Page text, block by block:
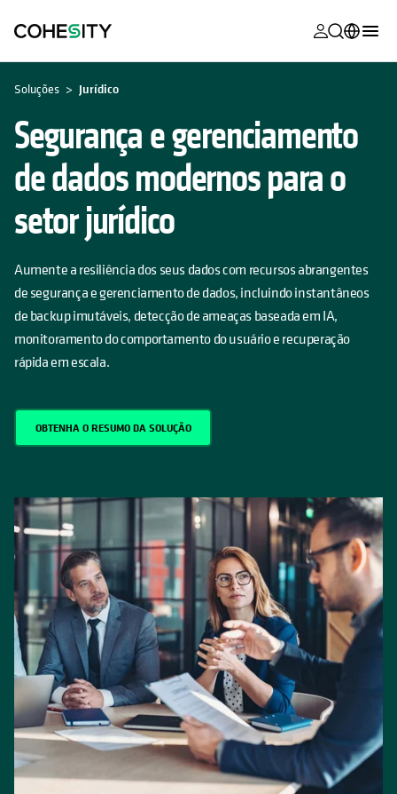
opens in a
opens in a
Alta
opens in a
Suporte
opens in a
opens in a
Academia
opens in a
Cohesity
Community
opens in a
opens in a
Deutsch (Germany)
Français (France)
Korea)
Español (Spain)
Soluções Jurídico
Segurança e gerenciamento
de dados modernos para o
setor jurídico
Aumente a resiliência dos seus dados com recursos abrangentes
de segurança e gerenciamento de dados, incluindo instantâneos
de backup imutáveis, detecção de ameaças baseada em IA,
monitoramento do comportamento do usuário e recuperação
rápida em escala.
OBTENHA O RESUMO DA SOLUÇÃO
OPENS IN A NEW TAB